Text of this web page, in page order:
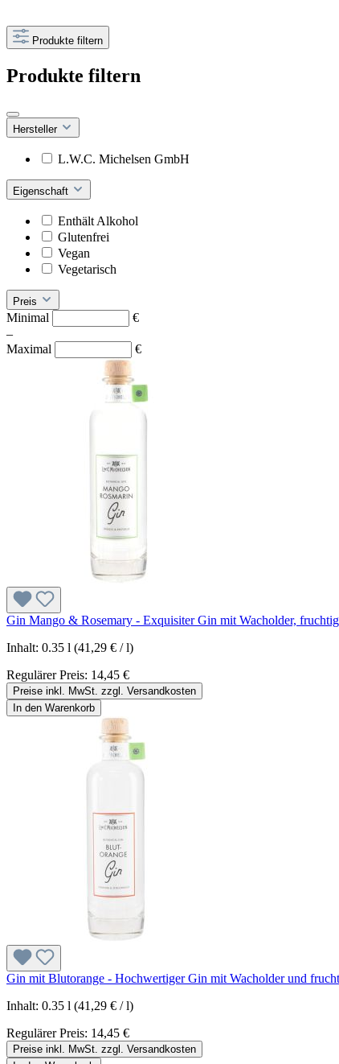
Produkte filtern
Produkte filtern
Hersteller
L.W.C. Michelsen GmbH
Eigenschaft
Enthält Alkohol
Glutenfrei
Vegan
Vegetarisch
Preis
Minimal
€
–
Maximal
€
Gin Mango & Rosemary - Exquisiter Gin mit Wacholder,
Inhalt: 0.35 l (41,29 € / l)
Regulärer Preis: 14,45 €
Preise inkl. MwSt. zzgl. Versandkosten
In den Warenkorb
Gin mit Blutorange - Hochwertiger Gin mit Wacholder und
Inhalt: 0.35 l (41,29 € / l)
Regulärer Preis: 14,45 €
Preise inkl. MwSt. zzgl. Versandkosten